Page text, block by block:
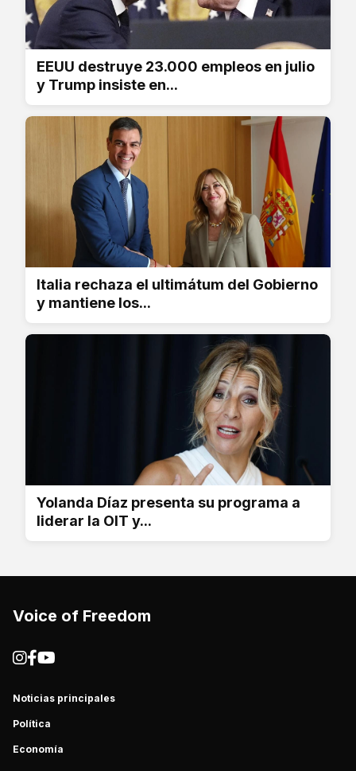
EEUU destruye 23.000 empleos en julio
y Trump insiste en...
Italia rechaza el ultimátum del Gobierno
y mantiene los...
Yolanda Díaz presenta su programa a
liderar la OIT y...
Voice of Freedom
Noticias principales
Política
Economía